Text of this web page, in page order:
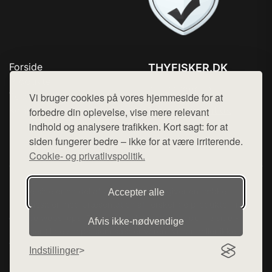
Vi bruger cookies på vores hjemmeside for at
forbedre din oplevelse, vise mere relevant
indhold og analysere trafikken. Kort sagt: for at
siden fungerer bedre – ikke for at være irriterende.
Cookie- og privatlivspolitik.
Accepter alle
Afvis ikke‑nødvendige
Indstillinger
Forside
Top Rabatter
Kontakt
THYFISKER.DK
Mail: hej@want.dk
Cookie- og privatlivspolitik
Denne side er en del af want.dk, der udgiver en række
hjemmesider med præsentation af forskellige produkter fra
diverse webshops. Der sælges ikke varer fra denne side - vi
henviser til de shops, som sælger varen. Vi har heller ikke
varerne på lager.